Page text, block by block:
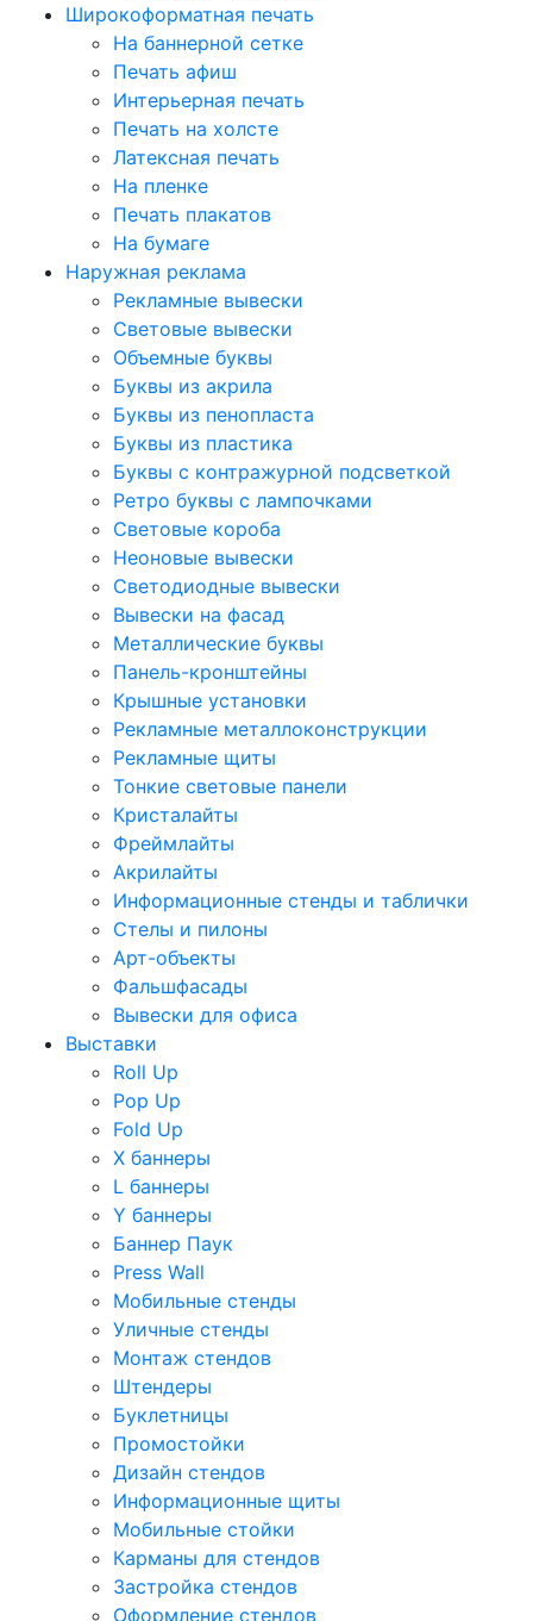
Широкоформатная печать
На баннерной сетке
Печать афиш
Интерьерная печать
Печать на холсте
Латексная печать
На пленке
Печать плакатов
На бумаге
Наружная реклама
Рекламные вывески
Световые вывески
Объемные буквы
Буквы из акрила
Буквы из пенопласта
Буквы из пластика
Буквы с контражурной подсветкой
Ретро буквы с лампочками
Световые короба
Неоновые вывески
Светодиодные вывески
Вывески на фасад
Металлические буквы
Панель-кронштейны
Крышные установки
Рекламные металлоконструкции
Рекламные щиты
Тонкие световые панели
Кристалайты
Фреймлайты
Акрилайты
Информационные стенды и таблички
Стелы и пилоны
Арт-объекты
Фальшфасады
Вывески для офиса
Выставки
Roll Up
Pop Up
Fold Up
Х баннеры
L баннеры
Y баннеры
Баннер Паук
Press Wall
Мобильные стенды
Уличные стенды
Монтаж стендов
Штендеры
Буклетницы
Промостойки
Дизайн стендов
Информационные щиты
Мобильные стойки
Карманы для стендов
Застройка стендов
Оформление стендов